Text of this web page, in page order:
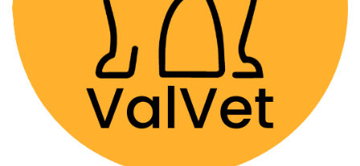
Filtros
11001001
Lata a/d Urgent Care 5,5 oz para gatos
y perros